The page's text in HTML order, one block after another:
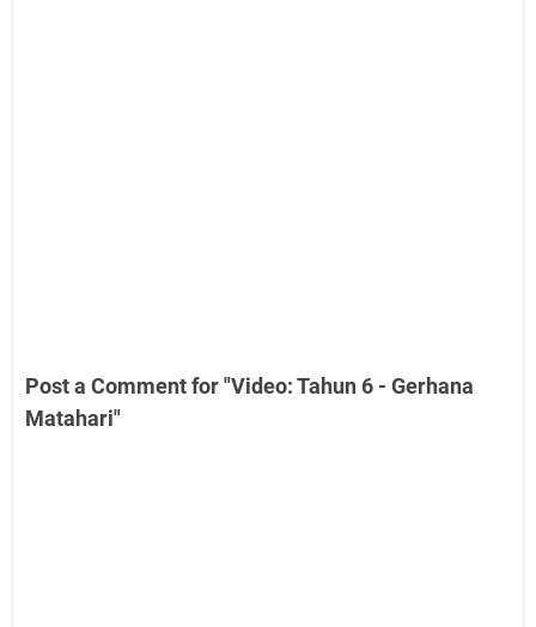
Post a Comment for "Video: Tahun 6 - Gerhana
Matahari"